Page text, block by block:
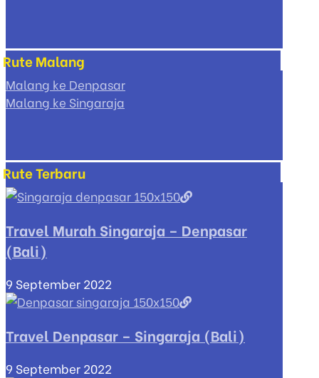
Rute Malang
Malang ke Denpasar
Malang ke Singaraja
Rute Terbaru
Travel Murah Singaraja – Denpasar
(Bali)
9 September 2022
Travel Denpasar – Singaraja (Bali)
9 September 2022